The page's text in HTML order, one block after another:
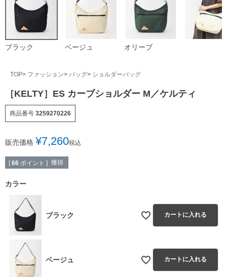
ブラック ベージュ オリーブ
TOP ファッション バッグ ショルダーバッグ
［KELTY］ES カーブショルダー M／ケルティ
商品番号 3259270226
販売価格 ¥7,260税込
[ 66 ポイント ] 獲得
カラー
ブラック カートに入れる
ベージュ カートに入れる